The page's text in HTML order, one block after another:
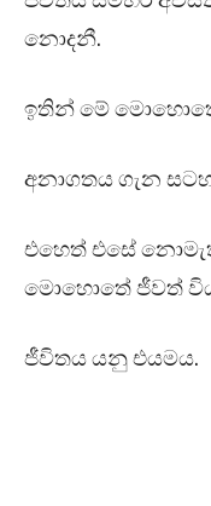
නොදනී.
ඉතින් මේ
අනාගතය ගැන
එහෙත් එසේ
මොහොතේ ජීවත්
ජීවිතය යනු එයමය.